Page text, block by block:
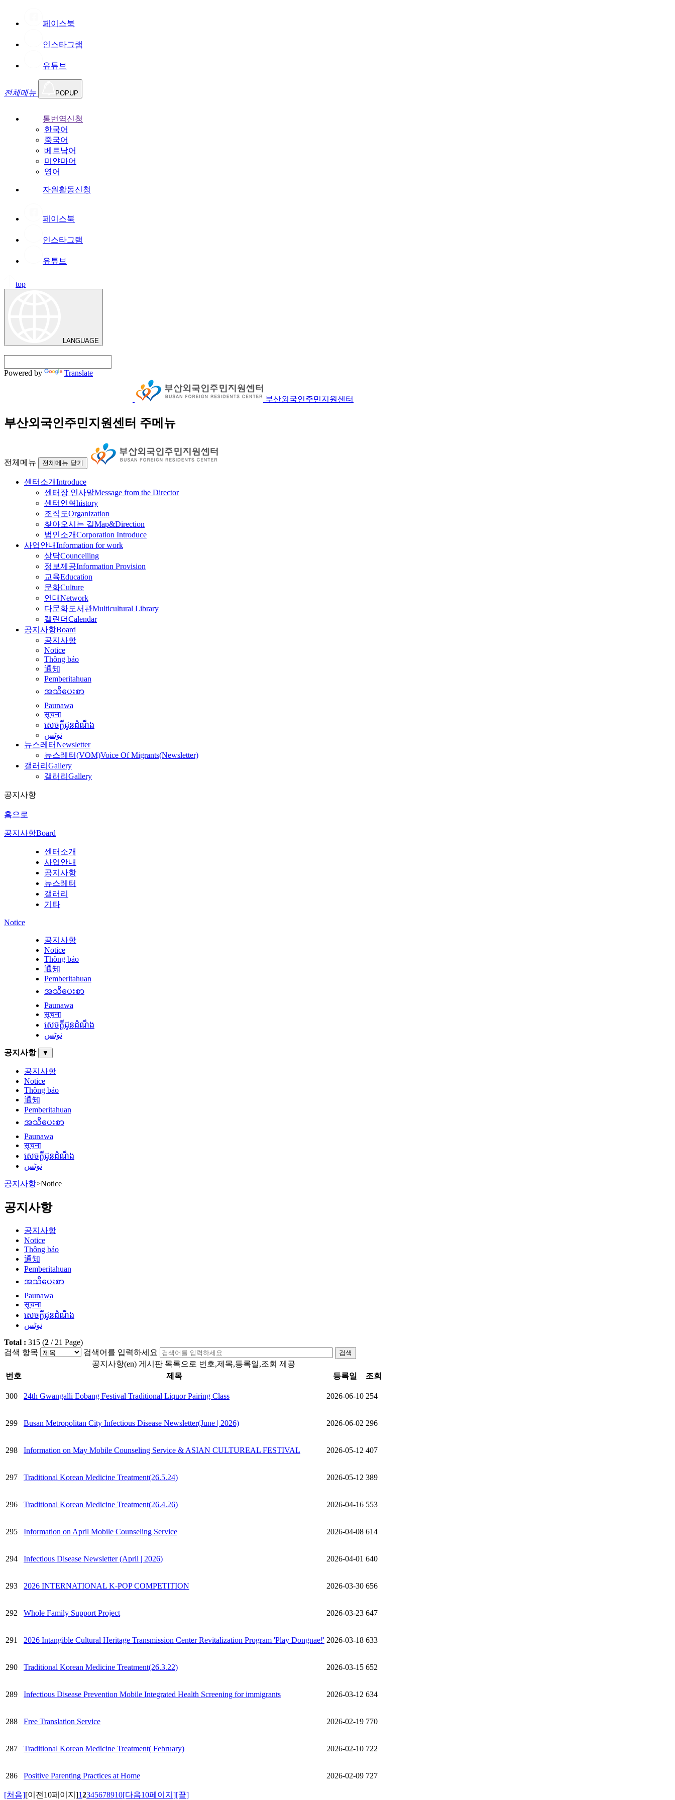
페이스북
인스타그램
유튜브
전체메뉴 POPUP
통번역신청
한국어
중국어
베트남어
미얀마어
영어
자원활동신청
페이스북
인스타그램
유튜브
top
LANGUAGE
Powered by Translate
부산외국인주민지원센터
부산외국인주민지원센터 주메뉴
전체메뉴 전체메뉴 닫기
센터소개Introduce
센터장 인사말Message from the Director
센터연혁history
조직도Organization
찾아오시는 길Map&Direction
법인소개Corporation Introduce
사업안내Information for work
상담Councelling
정보제공Information Provision
교육Education
문화Culture
연대Network
다문화도서관Multicultural Library
캘린더Calendar
공지사항Board
공지사항
Notice
Thông báo
通知
Pemberitahuan
အသိပေးစာ
Paunawa
सूचना
សេចក្តីជូនដំណឹង
نوٹس
뉴스레터Newsletter
뉴스레터(VOM)Voice Of Migrants(Newsletter)
갤러리 Gallery
갤러리 Gallery
공지사항
홈으로
공지사항Board
센터소개
사업안내
공지사항
뉴스레터
갤러리
기타
Notice
공지사항
Notice
Thông báo
通知
Pemberitahuan
အသိပေးစာ
Paunawa
सूचना
សេចក្តីជូនដំណឹង
نوٹس
공지사항 ▼
공지사항
Notice
Thông báo
通知
Pemberitahuan
အသိပေးစာ
Paunawa
सूचना
សេចក្តីជូនដំណឹង
نوٹس
공지사항>Notice
공지사항
공지사항
Notice
Thông báo
通知
Pemberitahuan
အသိပေးစာ
Paunawa
सूचना
សេចក្តីជូនដំណឹង
نوٹس
Total : 315 (2 / 21 Page)
검색 항목
검색어를 입력하세요 검색
공지사항(en) 게시판 목록으로 번호,제목,등록일,조회 제공
번호
제목 등록일 조회
300 24th Gwangalli Eobang Festival Traditional Liquor Pairing Class 2026-06-10 254
299 Busan Metropolitan City Infectious Disease Newsletter(June | 2026) 2026-06-02 296
298 Information on May Mobile Counseling Service & ASIAN CULTUREAL FESTIVAL 2026-05-12 407
297 Traditional Korean Medicine Treatment(26.5.24) 2026-05-12 389
296 Traditional Korean Medicine Treatment(26.4.26) 2026-04-16 553
295 Information on April Mobile Counseling Service 2026-04-08 614
294 Infectious Disease Newsletter (April | 2026) 2026-04-01 640
293 2026 INTERNATIONAL K-POP COMPETITION 2026-03-30 656
292 Whole Family Support Project 2026-03-23 647
291 2026 Intangible Cultural Heritage Transmission Center Revitalization Program 'Play Dongnae!' 2026-03-18 633
290 Traditional Korean Medicine Treatment(26.3.22) 2026-03-15 652
289 Infectious Disease Prevention Mobile Integrated Health Screening for immigrants 2026-03-12 634
288 Free Translation Service 2026-02-19 770
287 Traditional Korean Medicine Treatment( February) 2026-02-10 722
286 Positive Parenting Practices at Home 2026-02-09 727
[처음][이전10페이지]12345678910[다음10페이지][끝]